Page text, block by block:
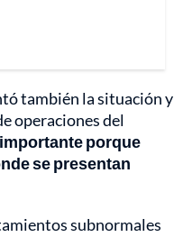
también la situación y
operaciones del
porque
se presentan
subnormales